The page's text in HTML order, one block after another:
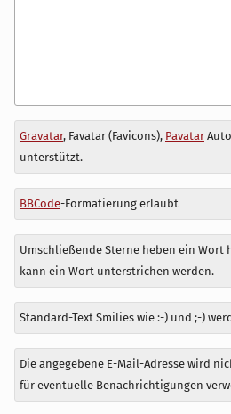
Antwort
zu
Gravatar, Favatar (Favicons), Pavatar
unterstützt.
BBCode-Formatierung erlaubt
Umschließende Sterne heben ein Wort
kann ein Wort unterstrichen werden.
Standard-Text Smilies wie :-) und ;-)
Die angegebene E-Mail-Adresse wird
für eventuelle Benachrichtigungen